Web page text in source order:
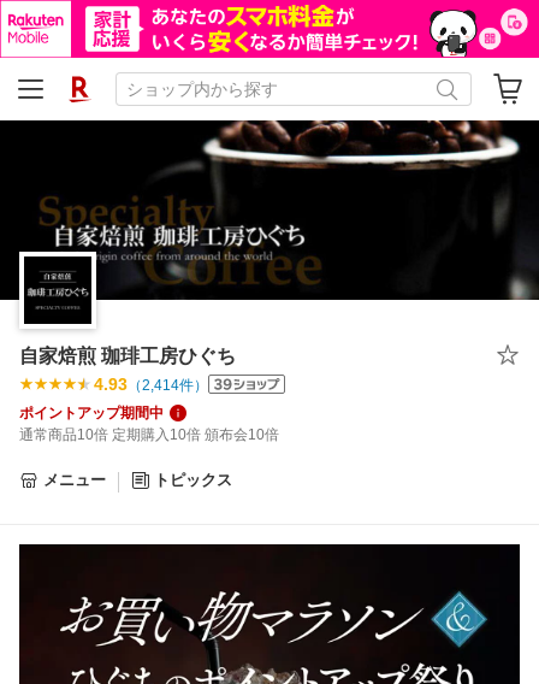
自家焙煎 珈琲工房ひぐち
4.93 （2,414件）
ポイントアップ期間中
通常商品10倍 定期購入10倍 頒布会10倍
メニュー トピックス